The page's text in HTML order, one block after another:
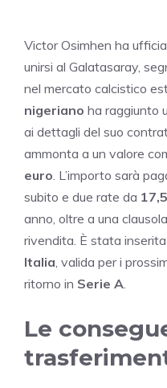
Victor Osimhen ha
unirsi al Galatasaray,
nel mercato calcistico
nigeriano ha raggiunto
ai dettagli del suo
ammonta a un valore
euro . L’importo sarà
subito e due rate da
anno, oltre a una
rivendita. È stata
Italia , valida per i
ritorno in Serie A
Le